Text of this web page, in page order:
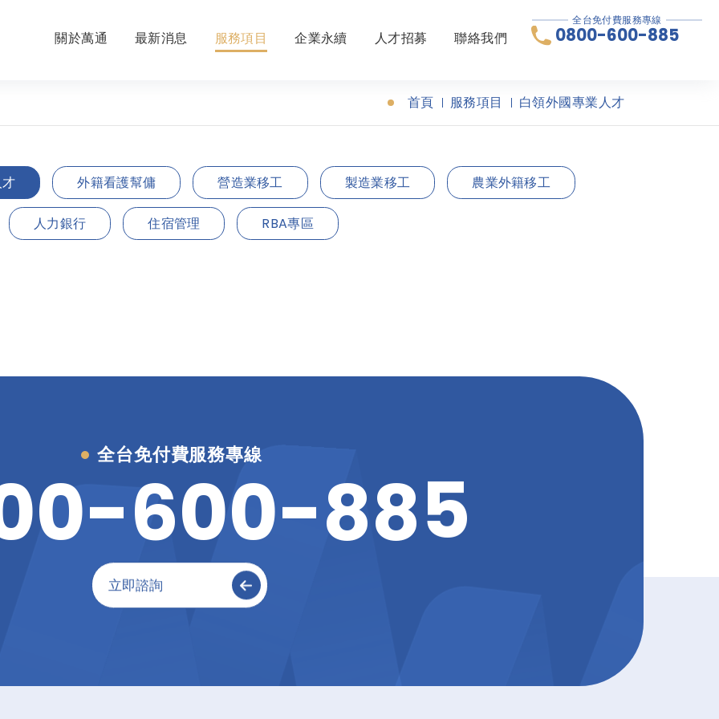
關於萬通 最新消息 服務項目 企業永續 人才招募 聯絡我們
全台免付費服務專線
0800-600-885
首頁 服務項目 白領外國專業人才
外籍看護幫傭 營造業移工 製造業移工 農業外籍移工
人力銀行 住宿管理 RBA專區
全台免付費服務專線
0-600-885
立即諮詢